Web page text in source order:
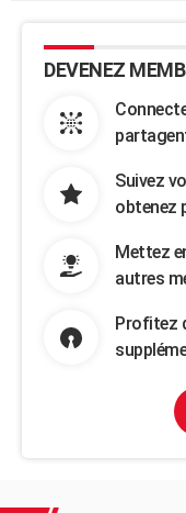
DEVENEZ
Suivez
obtenez
Mettez
autres
Profitez